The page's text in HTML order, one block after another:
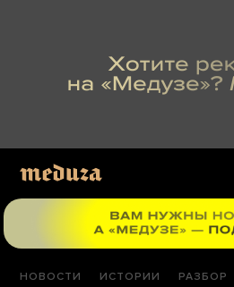
НОВОСТИ ИСТОРИИ РАЗБОР